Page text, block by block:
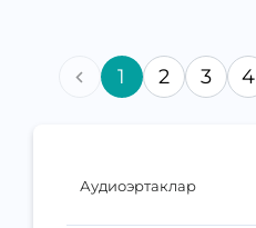
Аудиоэртаклар
1 2 3 4